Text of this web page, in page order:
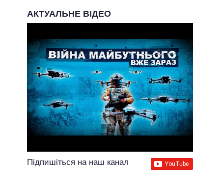
АКТУАЛЬНЕ ВІДЕО
Підпишіться на наш канал